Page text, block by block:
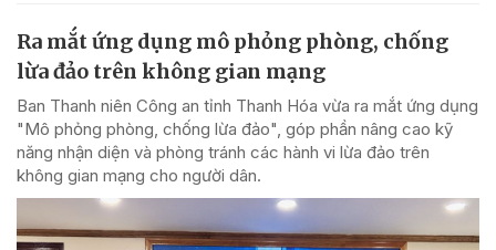
Ra mắt ứng dụng mô phỏng phòng, chống
lừa đảo trên không gian mạng
Ban Thanh niên Công an tỉnh Thanh Hóa vừa ra mắt ứng dụng
"Mô phỏng phòng, chống lừa đảo", góp phần nâng cao kỹ
năng nhận diện và phòng tránh các hành vi lừa đảo trên
không gian mạng cho người dân.